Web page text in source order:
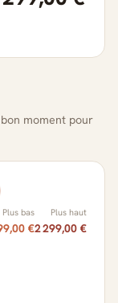
moment pour
Plus bas
€
Plus haut
2 299,00 €